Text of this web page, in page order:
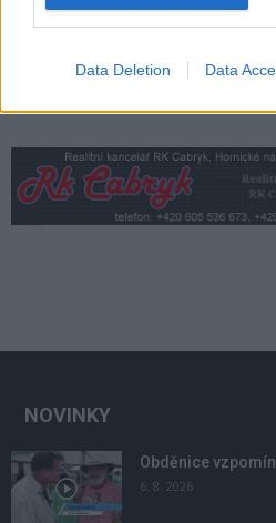
Data Deletion Data
NOVINKY
Obděnice
6. 8. 2026